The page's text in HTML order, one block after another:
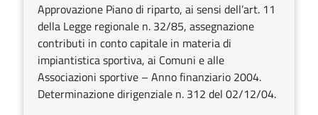
Approvazione Piano di riparto, ai sensi dell’art. 11
della Legge regionale n. 32/85, assegnazione
contributi in conto capitale in materia di
impiantistica sportiva, ai Comuni e alle
Associazioni sportive – Anno finanziario 2004.
Determinazione dirigenziale n. 312 del 02/12/04.